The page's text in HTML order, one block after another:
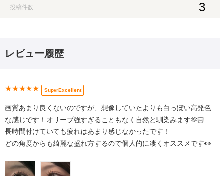
投稿件数 3
レビュー履歴
★★★★★ SuperExcellent
画質あまり良くないのですが、想像していたよりも白っぽい高発色
な感じです！オリーブ強すぎることもなく自然と馴染みます🫶🏻
長時間付けていても疲れはあまり感じなかったです！
どの角度からも綺麗な盛れ方するので個人的に凄くオススメです👀